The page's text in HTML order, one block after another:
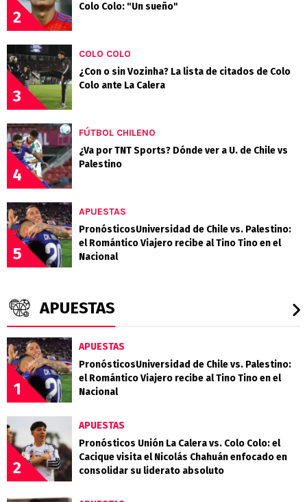
2
Colo Colo: "Un sueño"
3
COLO COLO
¿Con o sin Vozinha? La lista de citados de Colo
Colo ante La Calera
4
FÚTBOL CHILENO
¿Va por TNT Sports? Dónde ver a U. de Chile vs
Palestino
5
APUESTAS
PronósticosUniversidad de Chile vs. Palestino:
el Romántico Viajero recibe al Tino Tino en el
Nacional
APUESTAS
1
APUESTAS
PronósticosUniversidad de Chile vs. Palestino:
el Romántico Viajero recibe al Tino Tino en el
Nacional
2
APUESTAS
Pronósticos Unión La Calera vs. Colo Colo: el
Cacique visita el Nicolás Chahuán enfocado en
consolidar su liderato absoluto